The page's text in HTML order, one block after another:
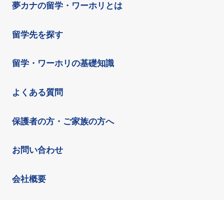
夢カナの留学・ワーホリとは
留学先を探す
留学・ワーホリの基礎知識
よくある質問
保護者の方・ご家族の方へ
お問い合わせ
会社概要